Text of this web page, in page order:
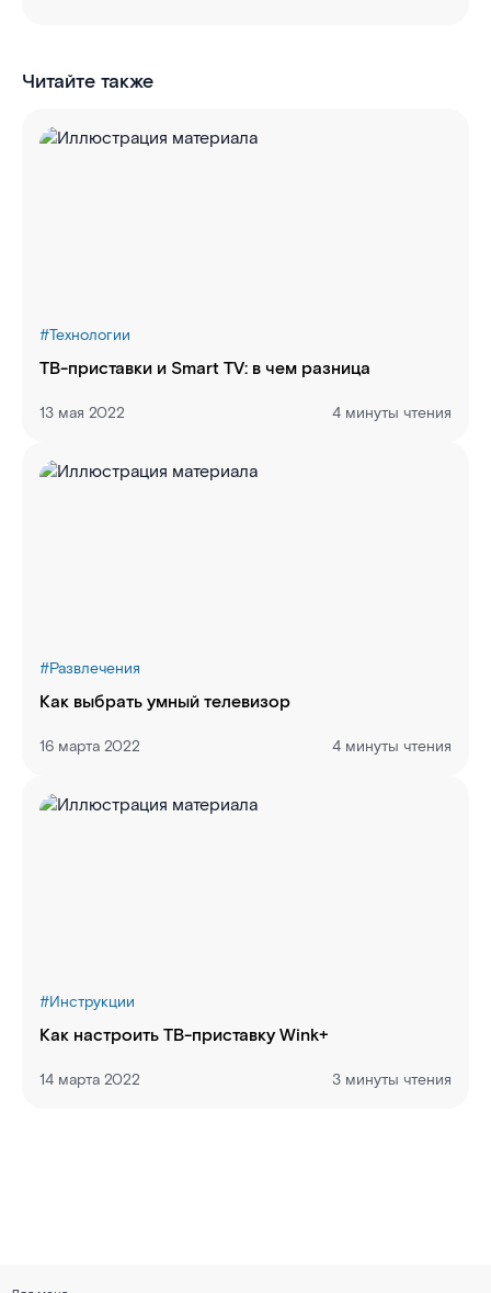
Читайте также
#Технологии
ТВ-приставки и Smart TV: в чем разница
13 мая 2022 4 минуты чтения
#Развлечения
Как выбрать умный телевизор
16 марта 2022 4 минуты чтения
#Инструкции
Как настроить ТВ-приставку Wink+
14 марта 2022 3 минуты чтения